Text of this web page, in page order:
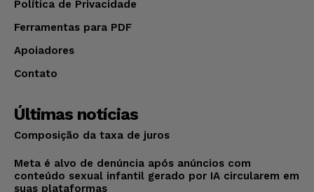
Política de Privacidade
Ferramentas para PDF
Apoiadores
Contato
Últimas notícias
Composição da taxa de juros
Meta é alvo de denúncia após anúncios com
conteúdo sexual infantil gerado por IA circularem em
suas plataformas